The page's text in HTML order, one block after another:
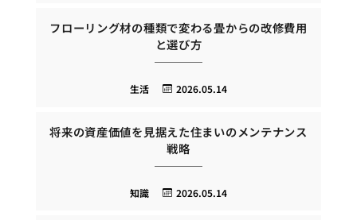
フローリング材の種類で変わる畳からの改修費用
と選び方
2026.05.14
生活
将来の資産価値を見据えた住まいのメンテナンス
戦略
2026.05.14
知識